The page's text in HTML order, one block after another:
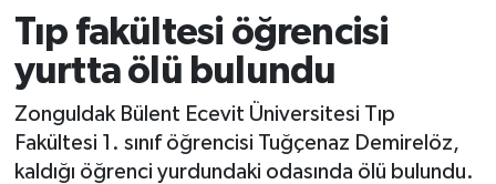
Tıp fakültesi öğrencisi
yurtta ölü bulundu
Zonguldak Bülent Ecevit Üniversitesi Tıp
Fakültesi 1. sınıf öğrencisi Tuğçenaz Demirelöz,
kaldığı öğrenci yurdundaki odasında ölü bulundu.
Atamalar
Mevzuat
Sendika
Tüm Manşetler
Son Dakika Haberleri
Haber Arşivi